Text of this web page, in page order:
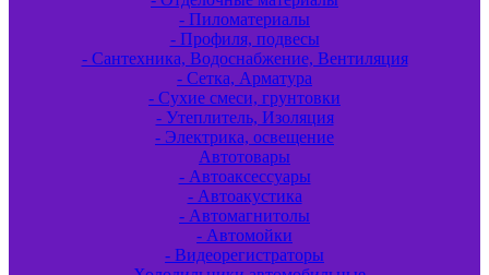
- Пиломатериалы
- Профиля, подвесы
- Сантехника, Водоснабжение, Вентиляция
- Сетка, Арматура
- Сухие смеси, грунтовки
- Утеплитель, Изоляция
- Электрика, освещение
Автотовары
- Автоаксессуары
- Автоакустика
- Автомагнитолы
- Автомойки
- Видеорегистраторы